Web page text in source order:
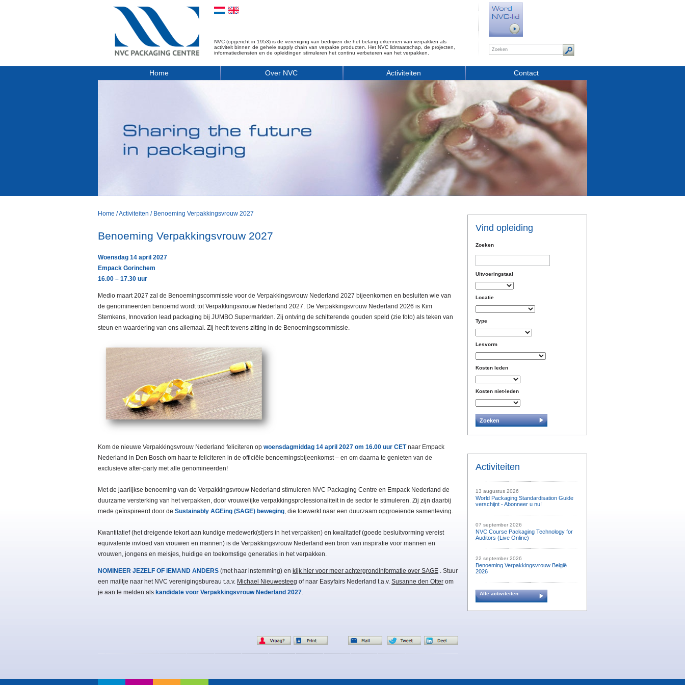
NVC (opgericht in 1953) is de vereniging van bedrijven die het belang erkennen van verpakken als
activiteit binnen de gehele supply chain van verpakte producten. Het NVC lidmaatschap, de projecten,
informatiediensten en de opleidingen stimuleren het continu verbeteren van het verpakken.
Home Over NVC Activiteiten Contact
Home /Activiteiten / Benoeming Verpakkingsvrouw 2027
Benoeming Verpakkingsvrouw 2027
Woensdag 14 april 2027
Empack Gorinchem
16.00 – 17.30 uur
Medio maart 2027 zal de Benoemingscommissie voor de Verpakkingsvrouw Nederland 2027 bijeenkomen en besluiten wie van
de genomineerden benoemd wordt tot Verpakkingsvrouw Nederland 2027. De Verpakkingsvrouw Nederland 2026 is Kim
Stemkens, Innovation lead packaging bij JUMBO Supermarkten. Zij ontving de schitterende gouden speld (zie foto) als teken van
steun en waardering van ons allemaal. Zij heeft tevens zitting in de Benoemingscommissie.
Kom de nieuwe Verpakkingsvrouw Nederland feliciteren op woensdagmiddag 14 april 2027 om 16.00 uur CETnaar Empack
Nederland in Den Bosch om haar te feliciteren in de officiële benoemingsbijeenkomst – en om daarna te genieten van de
exclusieve after-party met alle genomineerden!
Met de jaarlijkse benoeming van de Verpakkingsvrouw Nederland stimuleren NVC Packaging Centre en Empack Nederland de
duurzame versterking van het verpakken, door vrouwelijke verpakkingsprofessionaliteit in de sector te stimuleren. Zij zijn daarbij
mede geïnspireerd door de Sustainably AGEing (SAGE) beweging, die toewerkt naar een duurzaam opgroeiende samenleving.
Kwantitatief (het dreigende tekort aan kundige medewerk(st)ers in het verpakken) en kwalitatief (goede besluitvorming vereist
equivalente invloed van vrouwen en mannen) is de Verpakkingsvrouw Nederland een bron van inspiratie voor mannen en
vrouwen, jongens en meisjes, huidige en toekomstige generaties in het verpakken.
NOMINEER JEZELF OF IEMAND ANDERS (met haar instemming) en kijk hier voor meer achtergrondinformatie over SAGE . Stuur
een mailtje naar het NVC verenigingsbureau t.a.v. Michael Nieuwesteeg of naar Easyfairs Nederland t.a.v. Susanne den Otter om
je aan te melden als kandidate voor Verpakkingsvrouw Nederland 2027.
Vind opleiding
Zoeken
Uitvoeringstaal
Locatie
Type
Lesvorm
Kosten leden
Kosten niet-leden
Activiteiten
13 augustus 2026
World Packaging Standardisation Guide
verschijnt - Abonneer u nu!
07 september 2026
NVC Course Packaging Technology for
Auditors (Live Online)
22 september 2026
Benoeming Verpakkingsvrouw België
2026
Alle activiteiten